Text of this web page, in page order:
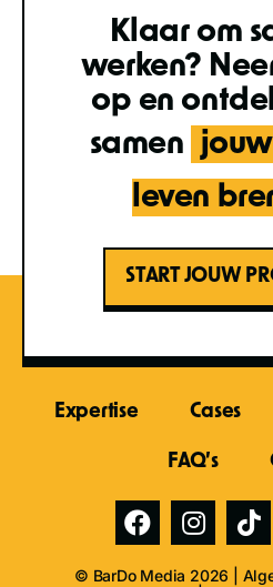
Klaar om
werken?
op en
samen
leven
START JOUW
Expertise Cases
FAQ’s
© BarDo Media 2026 |